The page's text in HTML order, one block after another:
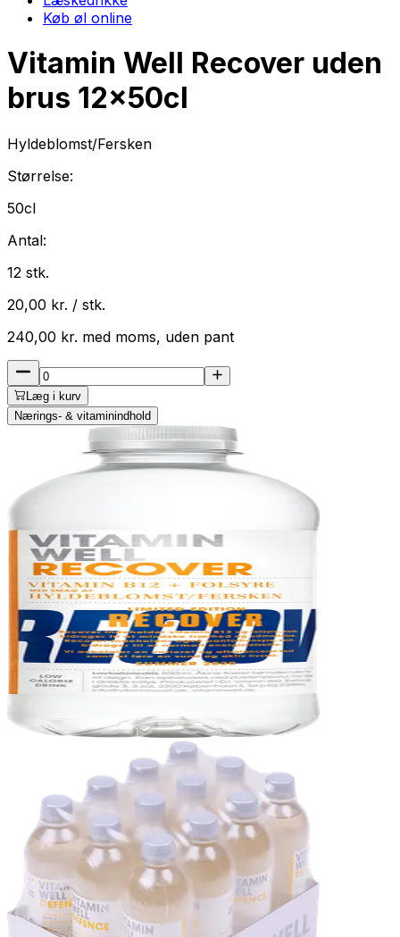
Køb øl online
Vitamin Well Recover uden
brus 12x50cl
Hyldeblomst/Fersken
Størrelse:
50cl
Antal:
12 stk.
20,00 kr. / stk.
240,00 kr. med moms, uden pant
Læg i kurv
Nærings- & vitaminindhold